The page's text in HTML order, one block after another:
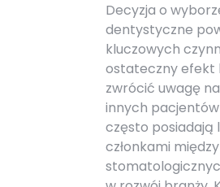
Decyzja o
dentystyczne
kluczowych
ostateczny efekt
zwrócić uwagę
innych
często posiadają
członkami